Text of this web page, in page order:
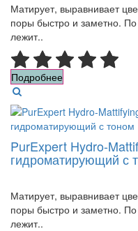
Матирует, выравнивает
поры быстро и заметно.
лежит..
Подробнее
PurExpert Hydro-
гидроматирующий с
Матирует, выравнивает
поры быстро и заметно.
лежит..